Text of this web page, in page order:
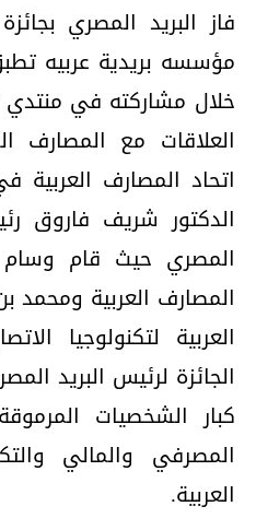
فاز البريد المصري
مؤسسه بريدية عربيه
خلال مشاركته في منتدي
العلاقات مع المصارف
اتحاد المصارف العربية
الدكتور شريف فاروق
المصري حيث قام وسام
المصارف العربية ومحمد
العربية لتكنولوجيا
الجائزة لرئيس البريد
كبار الشخصيات
المصرفي والمالي
العربية.